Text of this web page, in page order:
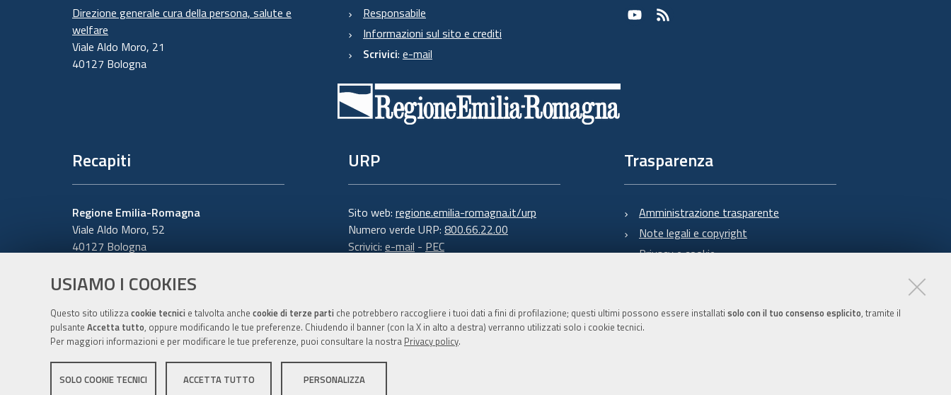
USIAMO I COOKIES
Questo sito utilizzacookie tecnici e talvolta anche cookie di terze parti che potrebbero raccogliere i tuoi dati a fini di profilazione; questi ultimi possono essere installati solo con il tuo consenso esplicito, tramite il
pulsante Accetta tutto, oppure modificando le tue preferenze. Chiudendo il banner (con la X in alto a destra) verranno utilizzati solo i cookie tecnici.
Per maggiori informazioni e per modificare le tue preferenze, puoi consultare la nostra Privacy policy.
SOLO COOKIE TECNICI ACCETTA TUTTO PERSONALIZZA
Direzione generale cura della persona, salute e
welfare
Viale Aldo Moro, 21
40127 Bologna
Responsabile
Informazioni sul sito e crediti
Scrivici: e-mail
Youtube
RSS
Recapiti
Regione Emilia-Romagna
Viale Aldo Moro, 52
40127 Bologna
Cerca telefoni o indirizzi
URP
Sito web: regione.emilia-romagna.it/urp
Numero verde URP: 800.66.22.00
Scrivici: e-mail - PEC
Trasparenza
Amministrazione trasparente
Note legali e copyright
Privacy e cookie